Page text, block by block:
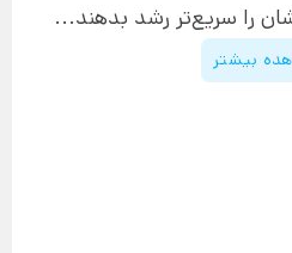
را سریع‌تر رشد بدهند...
بیشتر